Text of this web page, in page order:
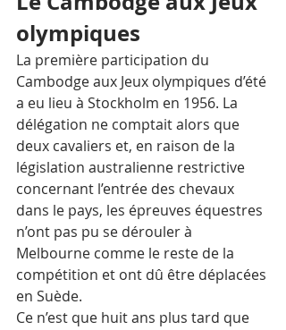
olympiques
La première participation du
Cambodge aux Jeux olympiques d’été
a eu lieu à Stockholm en 1956. La
délégation ne comptait alors que
deux cavaliers et, en raison de la
législation australienne restrictive
concernant l’entrée des chevaux
dans le pays, les épreuves équestres
n’ont pas pu se dérouler à
Melbourne comme le reste de la
compétition et ont dû être déplacées
en Suède.
Ce n’est que huit ans plus tard que